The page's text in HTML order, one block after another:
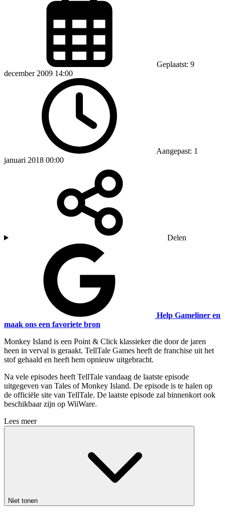
Geplaatst: 9
december 2009 14:00
Aangepast: 1
januari 2018 00:00
Delen
Help Gameliner en
maak ons een favoriete bron
Monkey Island is een Point & Click klassieker die door de jaren
heen in verval is geraakt. TellTale Games heeft de franchise uit het
stof gehaald en heeft hem opnieuw uitgebracht.
Na vele episodes heeft TellTale vandaag de laatste episode
uitgegeven van Tales of Monkey Island. De episode is te halen op
de officiële site van TellTale. De laatste episode zal binnenkort ook
beschikbaar zijn op WiiWare.
Lees meer
Niet tonen